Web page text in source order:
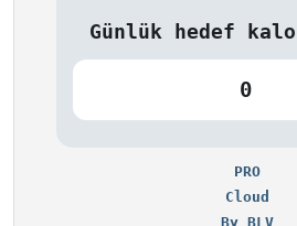
Günlük hedef
0
PRO
Cloud
By BLV